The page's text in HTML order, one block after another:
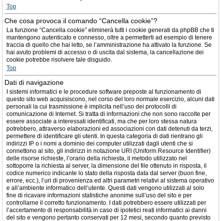
Top
Che cosa provoca il comando “Cancella cookie”?
La funzione “Cancella cookie” eliminerà tutti i cookie generati da phpBB che ti
mantengono autenticato e connesso, oltre a permetterti ad esempio di tenere
traccia di quello che hai letto, se l’amministrazione ha attivato la funzione. Se
hai avuto problemi di accesso o di uscita dal sistema, la cancellazione dei
cookie potrebbe risolvere tale disguido.
Top
Dati di navigazione
I sistemi informatici e le procedure software preposte al funzionamento di
questo sito web acquisiscono, nel corso del loro normale esercizio, alcuni dati
personali la cui trasmissione è implicita nell’uso dei protocolli di
comunicazione di Internet. Si tratta di informazioni che non sono raccolte per
essere associate a interessati identificati, ma che per loro stessa natura
potrebbero, attraverso elaborazioni ed associazioni con dati detenuti da terzi,
permettere di identificare gli utenti. In questa categoria di dati rientrano gli
indirizzi IP o i nomi a dominio dei computer utilizzati dagli utenti che si
connettono al sito, gli indirizzi in notazione URI (Uniform Resource Identifier)
delle risorse richieste, l’orario della richiesta, il metodo utilizzato nel
sottoporre la richiesta al server, la dimensione del file ottenuto in risposta, il
codice numerico indicante lo stato della risposta data dal server (buon fine,
errore, ecc.), l’uri di provenienza ed altri parametri relativi al sistema operativo
e all’ambiente informatico dell’utente. Questi dati vengono utilizzati al solo
fine di ricavare informazioni statistiche anonime sull’uso del sito e per
controllarne il corretto funzionamento. I dati potrebbero essere utilizzati per
l’accertamento di responsabilità in caso di ipotetici reati informatici ai danni
del sito e vengono pertanto conservati per 12 mesi, secondo quanto previsto